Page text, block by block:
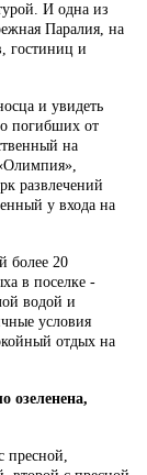
И одна из
Паралия, на
гостиниц и
и увидеть
погибших от
на
развлечений
у входа на
более 20
в поселке -
водой и
условия
отдых на
озеленена,
пресной,